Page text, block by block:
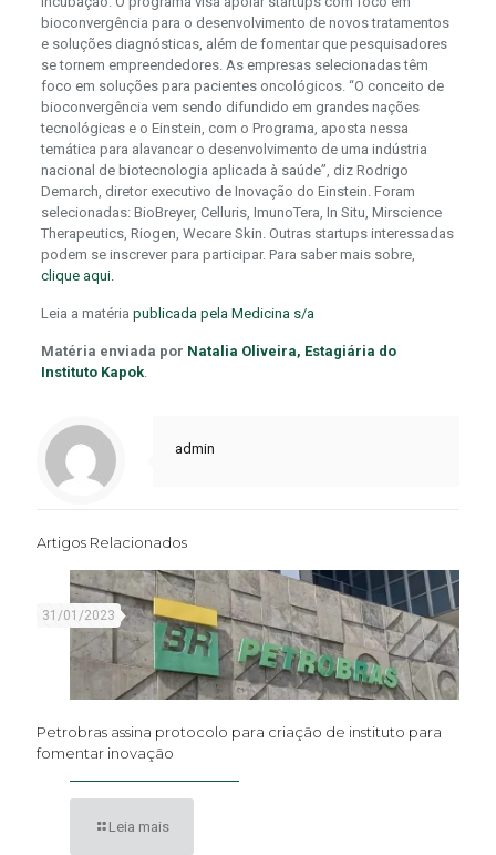
bioconvergência para o desenvolvimento de novos tratamentos
e soluções diagnósticas, além de fomentar que pesquisadores
se tornem empreendedores. As empresas selecionadas têm
foco em soluções para pacientes oncológicos. “O conceito de
bioconvergência vem sendo difundido em grandes nações
tecnológicas e o Einstein, com o Programa, aposta nessa
temática para alavancar o desenvolvimento de uma indústria
nacional de biotecnologia aplicada à saúde”, diz Rodrigo
Demarch, diretor executivo de Inovação do Einstein. Foram
selecionadas: BioBreyer, Celluris, ImunoTera, In Situ, Mirscience
Therapeutics, Riogen, Wecare Skin. Outras startups interessadas
podem se inscrever para participar. Para saber mais sobre,
clique aqui.
Leia a matéria publicada pela Medicina s/a
Matéria enviada por Natalia Oliveira, Estagiária do
Instituto Kapok.
admin
Artigos Relacionados
31/01/2023
Petrobras assina protocolo para criação de instituto para
fomentar inovação
Leia mais